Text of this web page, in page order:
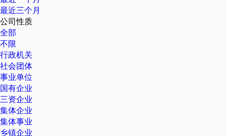
最近三个月
公司性质
全部
不限
行政机关
社会团体
事业单位
国有企业
三资企业
集体企业
集体事业
乡镇企业